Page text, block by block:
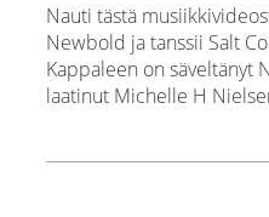
Nauti tästä
Newbold ja tanssii Salt
Kappaleen on säveltänyt
laatinut Michelle H